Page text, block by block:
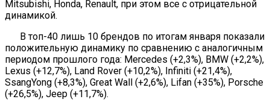
Mitsubishi, Honda, Renault, при этом все с отрицательной
динамикой.
В топ-40 лишь 10 брендов по итогам января показали
положительную динамику по сравнению с аналогичным
периодом прошлого года: Mercedes (+2,3%), BMW (+2,2%),
Lexus (+12,7%), Land Rover (+10,2%), Infiniti (+21,4%),
SsangYong (+8,3%), Great Wall (+2,6%), Lifan (+35%), Porsche
(+26,5%), Jeep (+11,7%).